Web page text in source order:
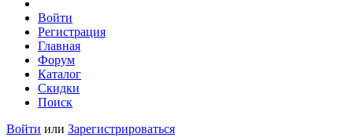
Войти
Регистрация
Главная
Форум
Каталог
Скидки
Поиск
Войти или Зарегистрироваться